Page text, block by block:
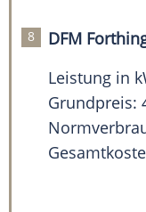
DFM
Leistung in
Grundpreis: